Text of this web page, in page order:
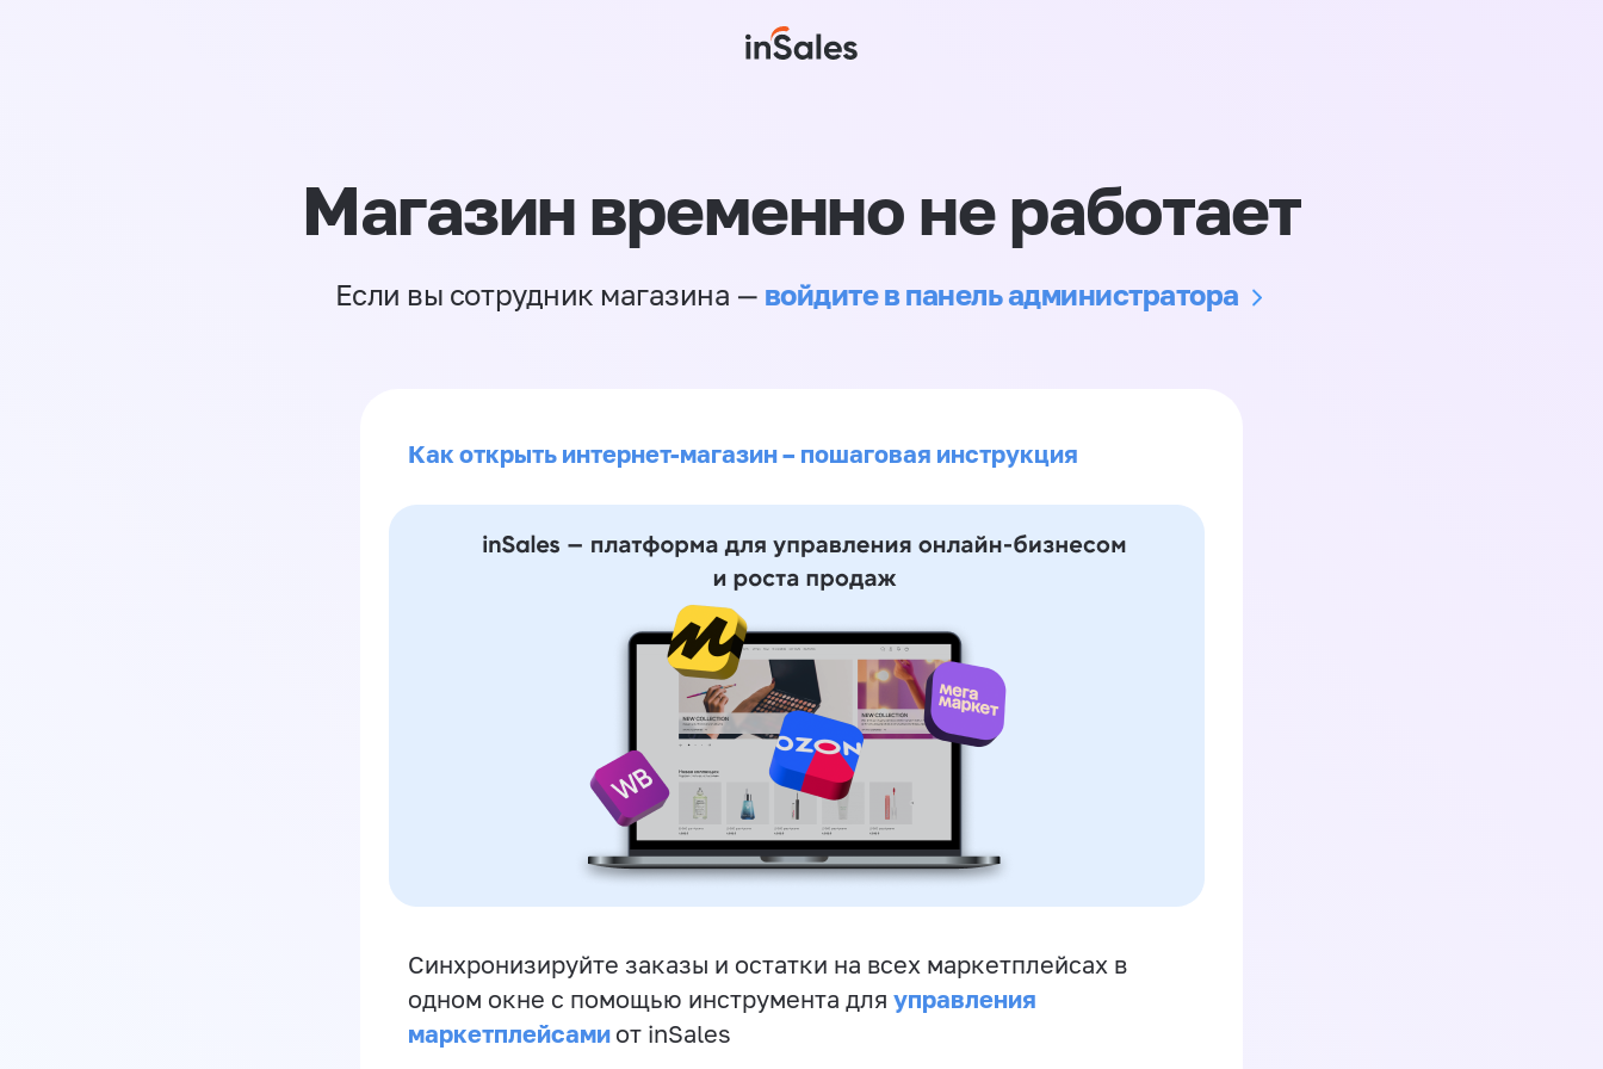
Магазин временно не работает
Если вы сотрудник магазина — войдите в панель администратора
Как открыть интернет-магазин – пошаговая инструкция
Синхронизируйте заказы и остатки на всех маркетплейсах в
одном окне с помощью инструмента для управления
маркетплейсами от inSales